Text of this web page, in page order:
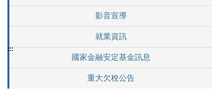
影音宣導
就業資訊
國家金融安定基金訊息
重大欠稅公告
:::